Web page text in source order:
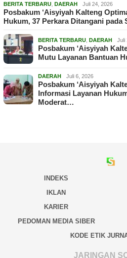
BERITA TERBARU DAERAH Juli 24, 2026
Posbakum ‘Aisyiyah Kalteng
Hukum, 37 Perkara Ditangani pada
BERITA TERBARU DAERAH Juli
Posbakum ‘Aisyiyah
Mutu Layanan Bantuan
DAERAH Juli 6, 2026
Posbakum ‘Aisyiyah
Informasi Layanan
Moderat…
INDEKS
IKLAN
KARIER
PEDOMAN MEDIA SIBER
KODE ETIK
JARINGAN